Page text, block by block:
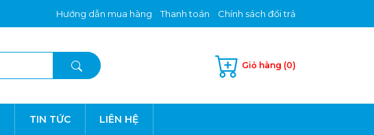
Hướng dẫn mua hàng Thanh toán Chính sách đổi trả
Giỏ hàng (0)
TIN TỨC LIÊN HỆ